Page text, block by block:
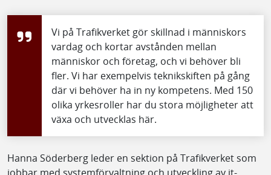
Vi på Trafikverket gör skillnad i människors
vardag och kortar avstånden mellan
människor och företag, och vi behöver bli
fler. Vi har exempelvis teknikskiften på gång
där vi behöver ha in ny kompetens. Med 150
olika yrkesroller har du stora möjligheter att
växa och utvecklas här.
Hanna Söderberg leder en sektion på Trafikverket som
jobbar med systemförvaltning och utveckling av it-